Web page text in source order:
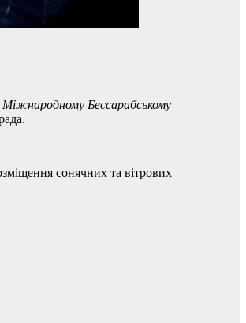
Міжнародному Бессарабському
сонячних та вітрових